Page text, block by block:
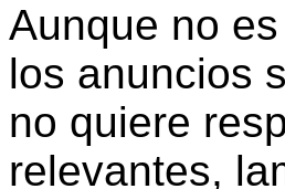
Aunque no
los anuncios
no quiere
relevantes,